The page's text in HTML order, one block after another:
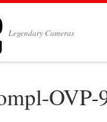
Legendary Cameras